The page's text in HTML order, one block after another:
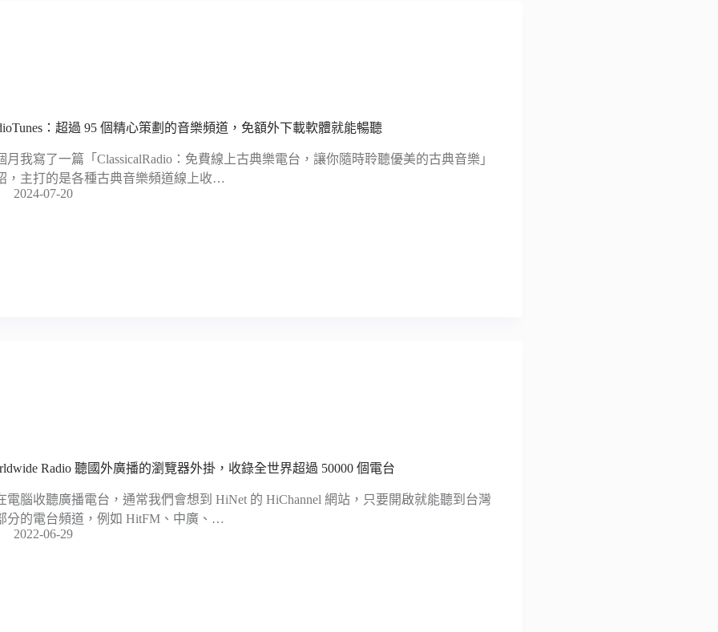
：超過 95 個精心策劃的音樂頻道，免額外下載軟體就能暢聽
月我寫了一篇「ClassicalRadio：免費線上古典樂電台，讓你隨時聆聽優美的古典音樂」
，主打的是各種古典音樂頻道線上收…
2024-07-20
Radio 聽國外廣播的瀏覽器外掛，收錄全世界超過 50000 個電台
電腦收聽廣播電台，通常我們會想到 HiNet 的 HiChannel 網站，只要開啟就能聽到台灣
分的電台頻道，例如 HitFM、中廣、…
2022-06-29